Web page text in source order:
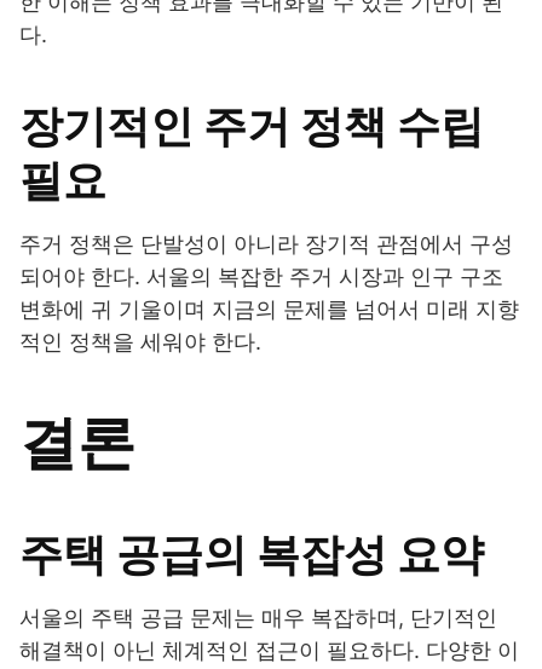
다.
장기적인 주거 정책 수립
필요
주거 정책은 단발성이 아니라 장기적 관점에서 구성
되어야 한다. 서울의 복잡한 주거 시장과 인구 구조
변화에 귀 기울이며 지금의 문제를 넘어서 미래 지향
적인 정책을 세워야 한다.
결론
주택 공급의 복잡성 요약
서울의 주택 공급 문제는 매우 복잡하며, 단기적인
해결책이 아닌 체계적인 접근이 필요하다. 다양한 이